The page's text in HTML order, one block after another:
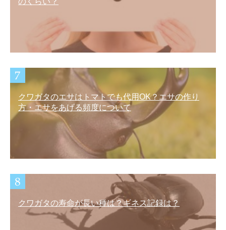
クワガタのエサはトマトでも代用OK？エサの作り
方・エサをあげる頻度について
クワガタの寿命が長い種は？ギネス記録は？